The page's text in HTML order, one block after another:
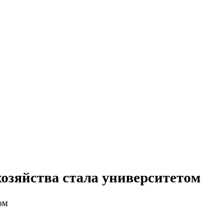
стала университетом